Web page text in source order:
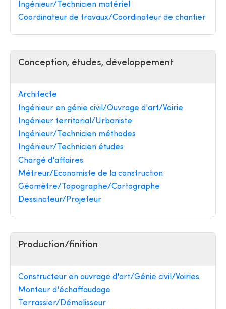
Ingénieur/Technicien matériel
Coordinateur de travaux/Coordinateur de chantier
Conception, études, développement
Architecte
Ingénieur en génie civil/Ouvrage d'art/Voirie
Ingénieur territorial/Urbaniste
Ingénieur/Technicien méthodes
Ingénieur/Technicien études
Chargé d'affaires
Métreur/Economiste de la construction
Géomètre/Topographe/Cartographe
Dessinateur/Projeteur
Production/finition
Constructeur en ouvrage d'art/Génie civil/Voiries
Monteur d'échaffaudage
Terrassier/Démolisseur